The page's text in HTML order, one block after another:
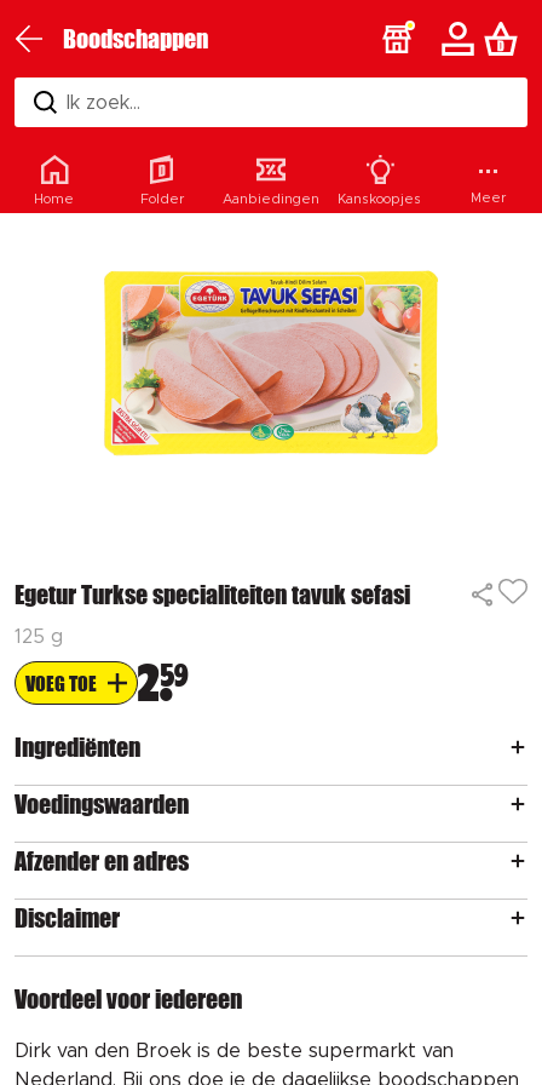
Boodschappen
Ik zoek...
Egetur Turkse specialiteiten tavuk sefasi
125 g
VOEG TOE 259
Ingrediënten
Voedingswaarden
Afzender en adres
Disclaimer
Voordeel voor iedereen
Dirk van den Broek is de beste supermarkt van
Nederland. Bij ons doe je de dagelijkse boodschappen
Home Folder Aanbiedingen Kanskoopjes Meer